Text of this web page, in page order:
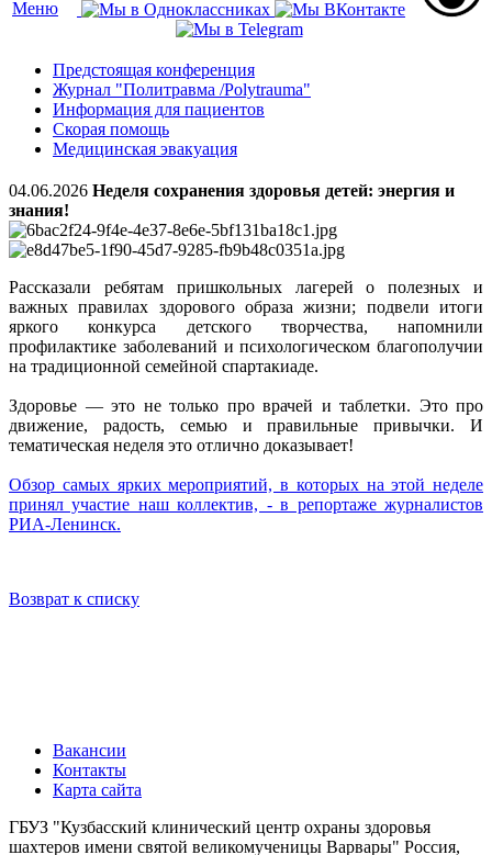
Предстоящая конференция
Журнал "Политравма /Polytrauma"
Информация для пациентов
Скорая помощь
Медицинская эвакуация
04.06.2026 Неделя сохранения здоровья детей: энергия и
знания!
Рассказали ребятам пришкольных лагерей о полезных и
важных правилах здорового образа жизни; подвели итоги
яркого конкурса детского творчества, напомнили
профилактике заболеваний и психологическом благополучии
на традиционной семейной спартакиаде.
Здоровье — это не только про врачей и таблетки. Это про
движение, радость, семью и правильные привычки. И
тематическая неделя это отлично доказывает!
Обзор самых ярких мероприятий, в которых на этой неделе
принял участие наш коллектив, - в репортаже журналистов
РИА-Ленинск.
Возврат к списку
Вакансии
Контакты
Карта сайта
ГБУЗ "Кузбасский клинический центр охраны здоровья
шахтеров имени святой великомученицы Варвары" Россия,